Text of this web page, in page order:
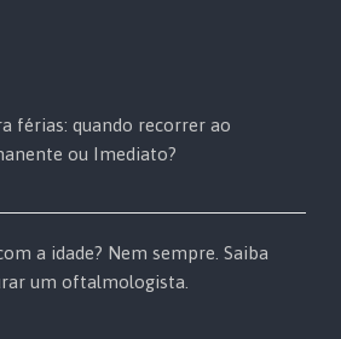
férias: quando recorrer ao
ou Imediato?
a idade? Nem sempre. Saiba
um oftalmologista.